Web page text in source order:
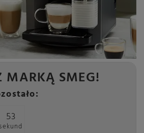
MARKĄ SMEG!
52
sekund